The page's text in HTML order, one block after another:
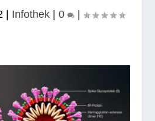
| Infothek| 0 |